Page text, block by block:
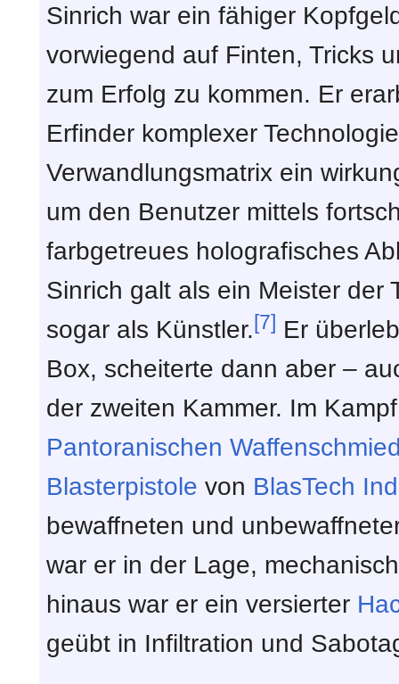
Sinrich war ein fähiger
vorwiegend auf Finten, Tricks
zum Erfolg zu kommen. Er
Erfinder komplexer
Verwandlungsmatrix ein
um den Benutzer mittels
farbgetreues holografisches
Sinrich galt als ein Meister der
sogar als Künstler.[7] Er
Box, scheiterte dann aber –
der zweiten Kammer. Im
Pantoranischen
Blasterpistole von BlasTech
bewaffneten und
war er in der Lage,
hinaus war er ein versierter
geübt in Infiltration und